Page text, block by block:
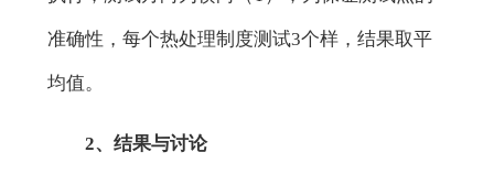
准确性，每个热处理制度测试3个样，结果取平
均值。
2、结果与讨论